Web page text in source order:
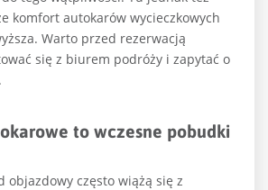
komfort autokarów wycieczkowych
Warto przed rezerwacją
się z biurem podróży i zapytać o
to wczesne pobudki
objazdowy często wiążą się z